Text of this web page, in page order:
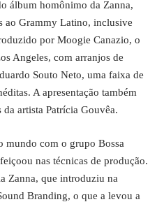
álbum homônimo da Zanna,
ao Grammy Latino, inclusive
por Moogie Canazio, o
Angeles, com arranjos de
Souto Neto, uma faixa de
A apresentação também
artista Patrícia Gouvêa.
mundo com o grupo Bossa
nas técnicas de produção.
Zanna, que introduziu na
Branding, o que a levou a